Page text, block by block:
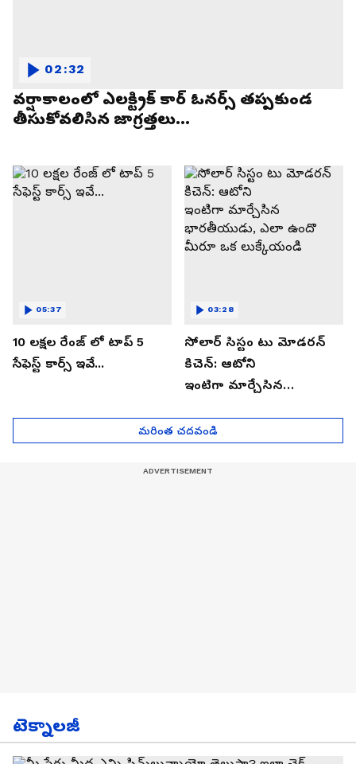
వర్షాకాలంలో ఎలక్ట్రిక్ కార్ ఓనర్స్ తప్పకుండ
తీసుకోవలిసిన జాగ్రత్తలు...
02:32
10 లక్షల రేంజ్ లో టాప్ 5
సేఫెస్ట్ కార్స్ ఇవే...
05:37
సోలార్ సిస్టం టు మోడరన్
కిచెన్: ఆటోని
ఇంటిగా మార్చేసిన
మీరూ ఒక లుక్కేయండి
03:28
మరింత చదవండి
టెక్నాలజీ